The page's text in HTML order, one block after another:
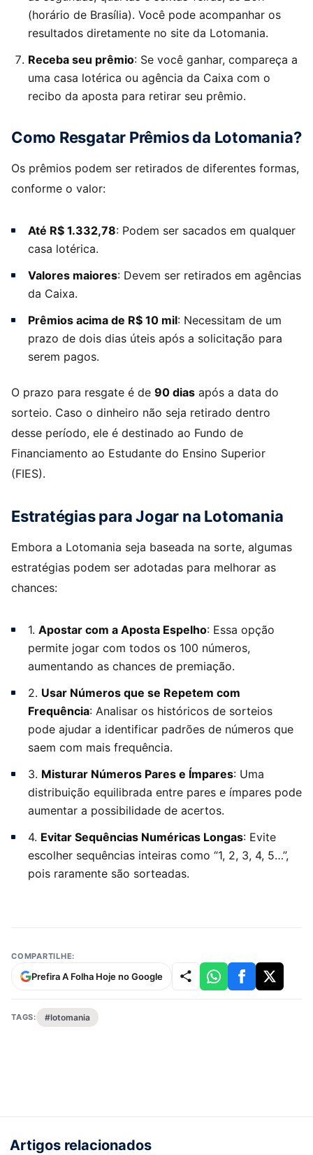
(horário de Brasília). Você pode acompanhar os
resultados diretamente no site da Lotomania.
Receba seu prêmio: Se você ganhar, compareça a
uma casa lotérica ou agência da Caixa com o
recibo da aposta para retirar seu prêmio.
Como Resgatar Prêmios da Lotomania?
Os prêmios podem ser retirados de diferentes formas,
conforme o valor:
Até R$ 1.332,78: Podem ser sacados em qualquer
casa lotérica.
Valores maiores: Devem ser retirados em agências
da Caixa.
Prêmios acima de R$ 10 mil: Necessitam de um
prazo de dois dias úteis após a solicitação para
serem pagos.
O prazo para resgate é de 90 dias após a data do
sorteio. Caso o dinheiro não seja retirado dentro
desse período, ele é destinado ao Fundo de
Financiamento ao Estudante do Ensino Superior
(FIES).
Estratégias para Jogar na Lotomania
Embora a Lotomania seja baseada na sorte, algumas
estratégias podem ser adotadas para melhorar as
chances:
1. Apostar com a Aposta Espelho: Essa opção
permite jogar com todos os 100 números,
aumentando as chances de premiação.
2. Usar Números que se Repetem com
Frequência: Analisar os históricos de sorteios
pode ajudar a identificar padrões de números que
saem com mais frequência.
3. Misturar Números Pares e Ímpares: Uma
distribuição equilibrada entre pares e ímpares pode
aumentar a possibilidade de acertos.
4. Evitar Sequências Numéricas Longas: Evite
escolher sequências inteiras como “1, 2, 3, 4, 5…”,
pois raramente são sorteadas.
COMPARTILHE:
Prefira A Folha Hoje no Google
TAGS: #lotomania
Artigos relacionados